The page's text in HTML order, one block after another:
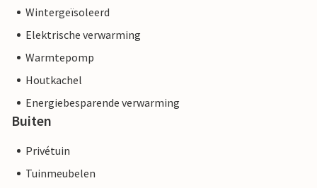
Wintergeïsoleerd
Elektrische verwarming
Warmtepomp
Houtkachel
Energiebesparende verwarming
Buiten
Privétuin
Tuinmeubelen